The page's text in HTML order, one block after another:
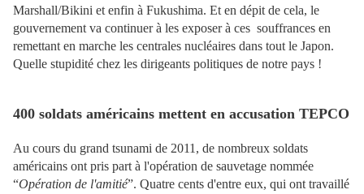
Marshall/Bikini et enfin à Fukushima. Et en dépit de cela, le
gouvernement va continuer à les exposer à ces souffrances en
remettant en marche les centrales nucléaires dans tout le Japon.
Quelle stupidité chez les dirigeants politiques de notre pays !
400 soldats américains mettent en accusation TEPCO
Au cours du grand tsunami de 2011, de nombreux soldats
américains ont pris part à l'opération de sauvetage nommée
“Opération de l'amitié”. Quatre cents d'entre eux, qui ont travaillé